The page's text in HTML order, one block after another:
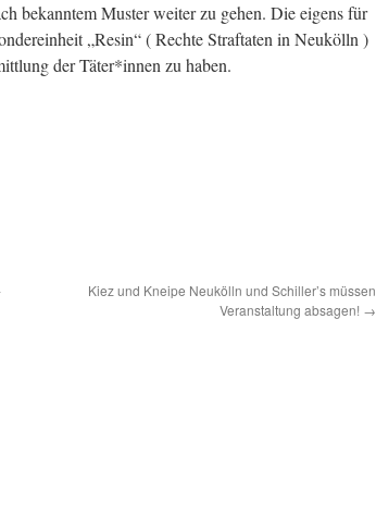
bekanntem Muster weiter zu gehen. Die eigens für
„Resin“ ( Rechte Straftaten in Neukölln )
der Täter*innen zu haben.
Kiez und Kneipe Neukölln und Schiller’s müssen
Veranstaltung absagen! →